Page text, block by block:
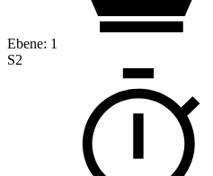
Ebene: 1
S2